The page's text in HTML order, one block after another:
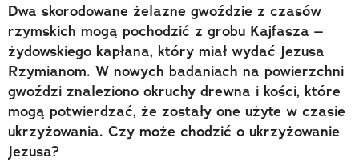
Dwa skorodowane żelazne gwoździe z czasów
rzymskich mogą pochodzić z grobu Kajfasza –
żydowskiego kapłana, który miał wydać Jezusa
Rzymianom. W nowych badaniach na powierzchni
gwoździ znaleziono okruchy drewna i kości, które
mogą potwierdzać, że zostały one użyte w czasie
ukrzyżowania. Czy może chodzić o ukrzyżowanie
Jezusa?